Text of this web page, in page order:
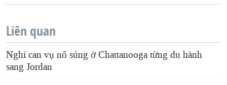
Liên quan
Nghi can vụ nổ súng ở Chattanooga từng du hành
sang Jordan